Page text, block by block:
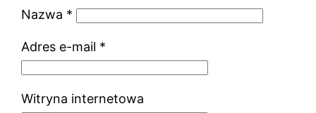
Nazwa *
Adres e-mail *
Witryna internetowa